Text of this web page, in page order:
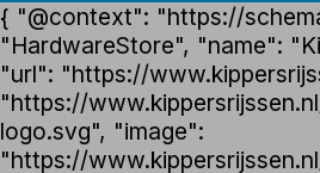
{ "@context": "https://
"HardwareStore", "name":
"url": "https://
"https://
logo.svg", "image":
"https://